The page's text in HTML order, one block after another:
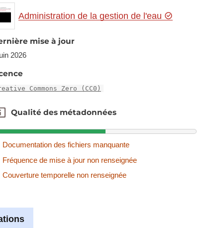
Administration de la gestion de l'eau
mise à jour
2026
Commons Zero (CC0)
Qualité des métadonnées
Qualité des métadonnées
Documentation des fichiers manquante
Fréquence de mise à jour non renseignée
Couverture temporelle non renseignée